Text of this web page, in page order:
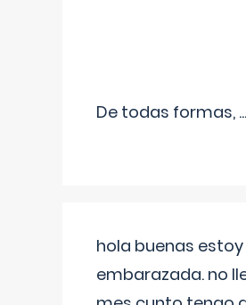
De todas formas, ...
hola buenas estoy
embarazada. no